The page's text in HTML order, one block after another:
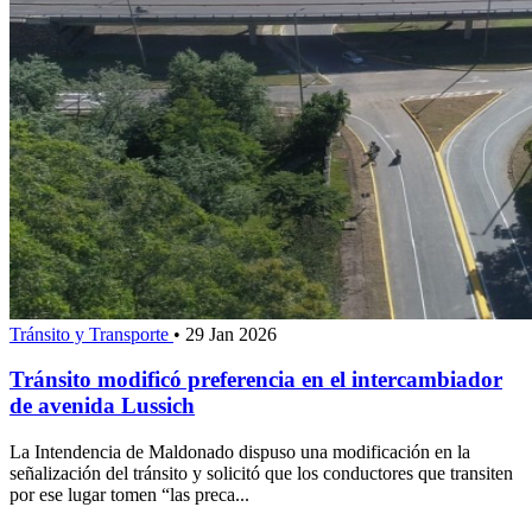
Tránsito y Transporte • 29 Jan 2026
Tránsito modificó preferencia en el intercambiador
de avenida Lussich
La Intendencia de Maldonado dispuso una modificación en la
señalización del tránsito y solicitó que los conductores que transiten
por ese lugar tomen “las preca...